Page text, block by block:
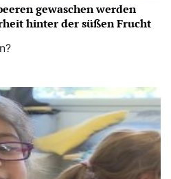
gewaschen werden
hinter der süßen Frucht